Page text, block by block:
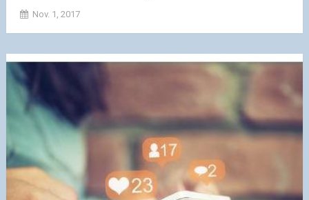
Nov. 1, 2017